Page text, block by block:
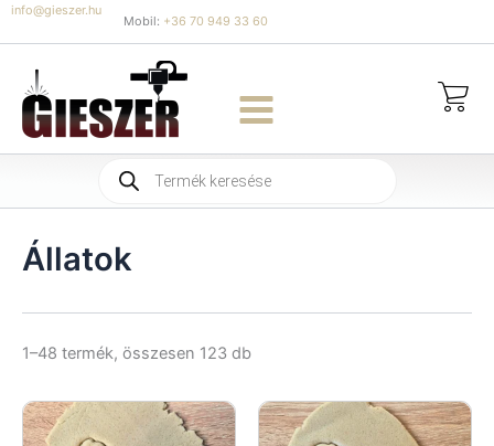
Skip
to
content
info@gieszer.hu
Mobil: +36 70 949 33 60
Products
search
Állatok
1–48 termék, összesen 123 dbSorted